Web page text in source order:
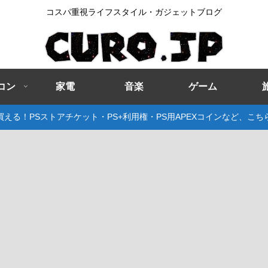
コスパ重視ライフスタイル・ガジェットブログ
ン 家電 音楽 ゲーム
える！PSストアチケット・PS+利用権・PS用APEXコインなど、こち